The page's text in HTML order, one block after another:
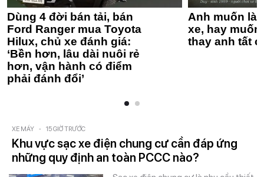
Dùng 4 đời bán tải, bán
Ford Ranger mua Toyota
Hilux, chủ xe đánh giá:
‘Bền hơn, lâu dài nuôi rẻ
hơn, vận hành có điểm
phải đánh đổi’
Anh muốn
xe, hay
thay anh tất
XE MÁY - 15 GIỜ TRƯỚC
Khu vực sạc xe điện chung cư cần đáp ứng
những quy định an toàn PCCC nào?